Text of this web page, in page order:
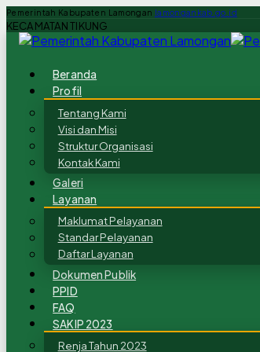
Pemerintah Kabupaten Lamongan lamongankab.go.id
KECAMATAN TIKUNG
Beranda
Profil
Tentang Kami
Visi dan Misi
Struktur Organisasi
Kontak Kami
Galeri
Layanan
Maklumat Pelayanan
Standar Pelayanan
Daftar Layanan
Dokumen Publik
PPID
FAQ
SAKIP 2023
Renja Tahun 2023